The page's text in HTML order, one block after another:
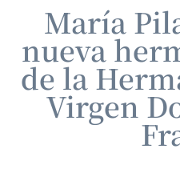
María
nueva
de la
Virgen